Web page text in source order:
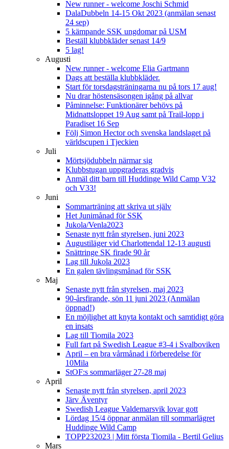
New runner - welcome Joschi Schmid
DalaDubbeln 14-15 Okt 2023 (anmälan senast
24 sep)
5 kämpande SSK ungdomar på USM
Beställ klubbkläder senast 14/9
5 lag!
Augusti
New runner - welcome Elia Gartmann
Dags att beställa klubbkläder.
Start för torsdagsträningarna nu på tors 17 aug!
Nu drar höstensäsongen igång på allvar
Påminnelse: Funktionärer behövs på
Midnattsloppet 19 Aug samt på Trail-lopp i
Paradiset 16 Sep
Följ Simon Hector och svenska landslaget på
världscupen i Tjeckien
Juli
Mörtsjödubbeln närmar sig
Klubbstugan uppgraderas gradvis
Anmäl ditt barn till Huddinge Wild Camp V32
och V33!
Juni
Sommarträning att skriva ut själv
Het Junimånad för SSK
Jukola/Venla2023
Senaste nytt från styrelsen, juni 2023
Augustiläger vid Charlottendal 12-13 augusti
Snättringe SK firade 90 år
Lag till Jukola 2023
En galen tävlingsmånad för SSK
Maj
Senaste nytt från styrelsen, maj 2023
90-årsfirande, sön 11 juni 2023 (Anmälan
öppnad!)
En möjlighet att knyta kontakt och samtidigt göra
en insats
Lag till Tiomila 2023
Full fart på Swedish League #3-4 i Svalboviken
April – en bra vårmånad i förberedelse för
10Mila
StOF:s sommarläger 27-28 maj
April
Senaste nytt från styrelsen, april 2023
Järv Äventyr
Swedish League Valdemarsvik lovar gott
Lördag 15/4 öppnar anmälan till sommarlägret
Huddinge Wild Camp
TOPP232023 | Mitt första Tiomila - Bertil Gelius
Mars